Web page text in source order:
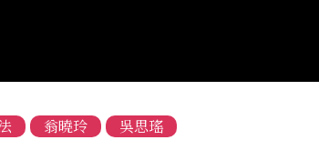
翁曉玲 吳思瑤